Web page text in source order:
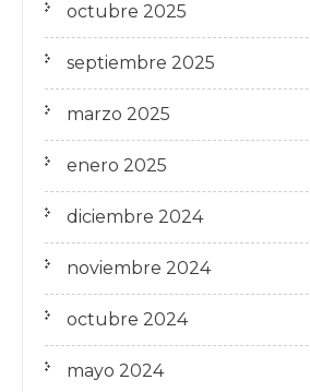
octubre 2025
septiembre 2025
marzo 2025
enero 2025
diciembre 2024
noviembre 2024
octubre 2024
mayo 2024